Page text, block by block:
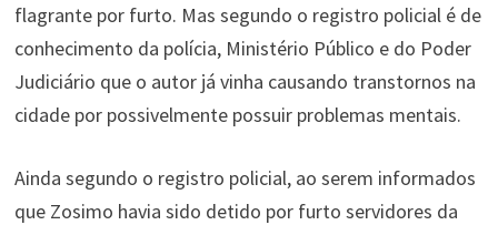
flagrante por furto. Mas segundo o registro policial é de
conhecimento da polícia, Ministério Público e do Poder
Judiciário que o autor já vinha causando transtornos na
cidade por possivelmente possuir problemas mentais.
Ainda segundo o registro policial, ao serem informados
que Zosimo havia sido detido por furto servidores da